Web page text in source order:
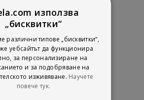
използва
„бисквитки“
различни типове „бисквитки“,
уебсайтът да функционира
за персонализиране на
и за подобряване на
изживяване. Научете
повече тук.